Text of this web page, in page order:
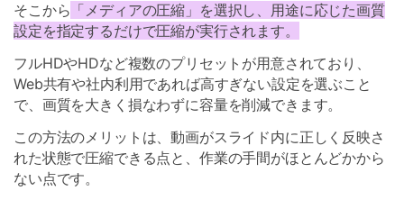
そこから 「メディアの圧縮」を選択し、用途に応じた画質
設定を指定するだけで圧縮が実行されます。
フルHDやHDなど複数のプリセットが用意されており、
Web共有や社内利用であれば高すぎない設定を選ぶこと
で、画質を大きく損なわずに容量を削減できます。
この方法のメリットは、動画がスライド内に正しく反映さ
れた状態で圧縮できる点と、作業の手間がほとんどかから
ない点です。